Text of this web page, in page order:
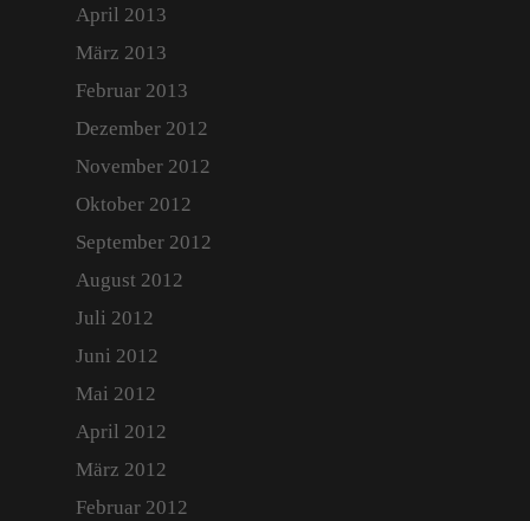
April 2013
März 2013
Februar 2013
Dezember 2012
November 2012
Oktober 2012
September 2012
August 2012
Juli 2012
Juni 2012
Mai 2012
April 2012
März 2012
Februar 2012